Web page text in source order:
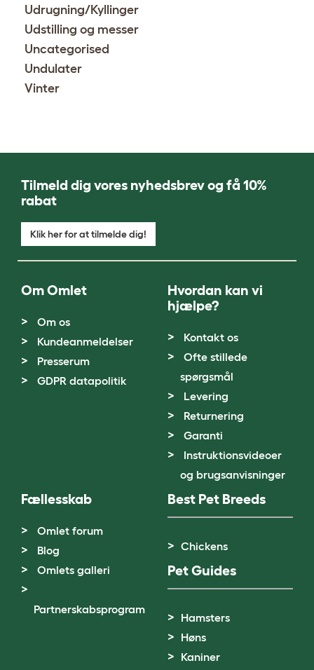
Udrugning/Kyllinger
Udstilling og messer
Uncategorised
Undulater
Vinter
Tilmeld dig vores nyhedsbrev og få 10%
rabat
Klik her for at tilmelde dig!
Om Omlet
Om os
Kundeanmeldelser
Presserum
GDPR datapolitik
Hvordan kan vi
hjælpe?
Kontakt os
Ofte stillede
spørgsmål
Levering
Returnering
Garanti
Instruktionsvideoer
og brugsanvisninger
Fællesskab
Omlet forum
Blog
Omlets galleri
Partnerskabsprogram
Best Pet Breeds
Chickens
Pet Guides
Hamsters
Høns
Kaniner